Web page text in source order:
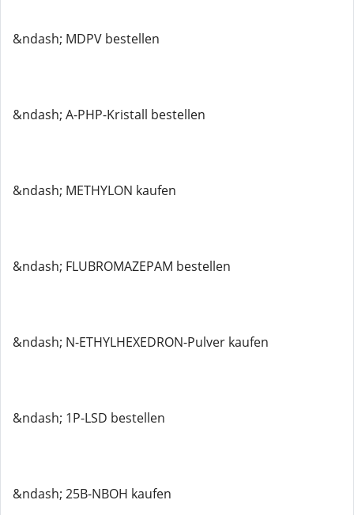
&ndash; MDPV bestellen
&ndash; A-PHP-Kristall bestellen
&ndash; METHYLON kaufen
&ndash; FLUBROMAZEPAM bestellen
&ndash; N-ETHYLHEXEDRON-Pulver kaufen
&ndash; 1P-LSD bestellen
&ndash; 25B-NBOH kaufen